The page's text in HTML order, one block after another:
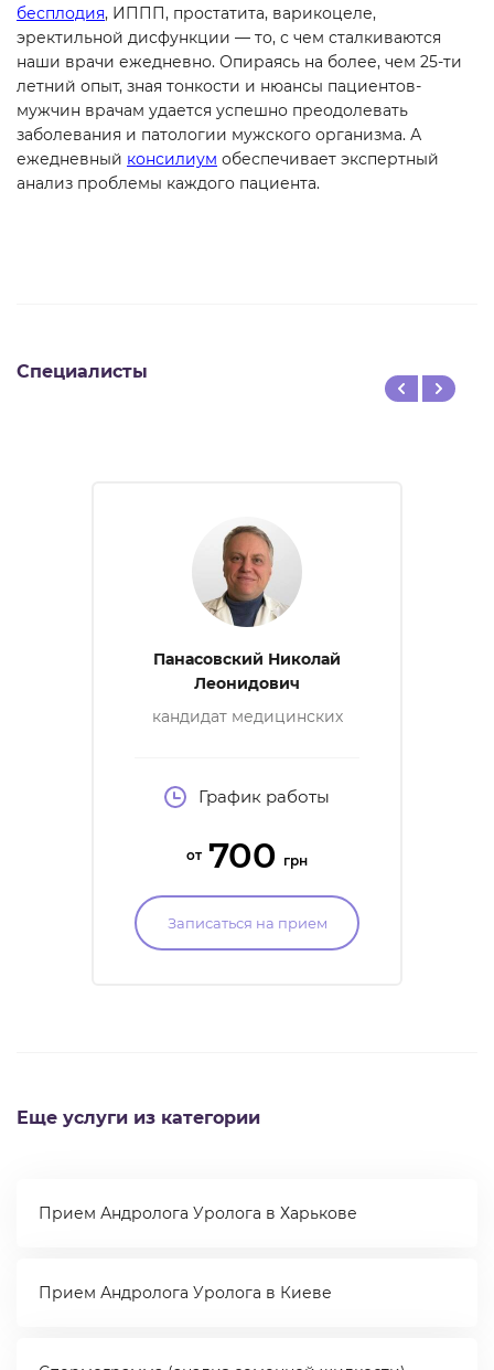
бесплодия, ИППП, простатита, варикоцеле,
эректильной дисфункции — то, с чем сталкиваются
наши врачи ежедневно. Опираясь на более, чем 25-ти
летний опыт, зная тонкости и нюансы пациентов-
мужчин врачам удается успешно преодолевать
заболевания и патологии мужского организма. А
ежедневный консилиум обеспечивает экспертный
анализ проблемы каждого пациента.
Специалисты
Панасовский Николай
Леонидович
кандидат медицинских
График работы
от 700 грн
Записаться на прием
Еще услуги из категории
Прием Андролога Уролога в Харькове
Прием Андролога Уролога в Киеве